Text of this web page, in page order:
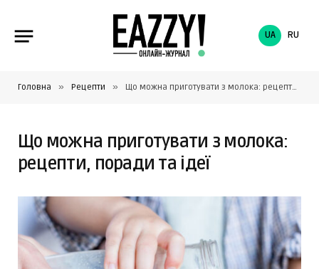
UA RU
Головна » Рецепти » Що можна приготувати з молока: рецепти, поради та ідеї
Що можна приготувати з молока:
рецепти, поради та ідеї